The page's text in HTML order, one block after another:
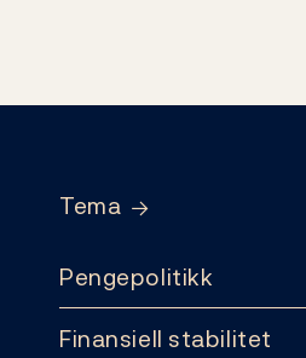
Tema
Pengepolitikk
Finansiell stabilitet